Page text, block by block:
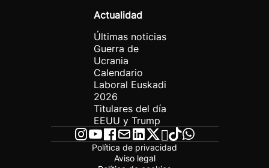
Actualidad
Últimas noticias
Guerra de
Ucrania
Calendario
Laboral Euskadi
2026
Titulares del día
EEUU y Trump
Política de privacidad
Aviso legal